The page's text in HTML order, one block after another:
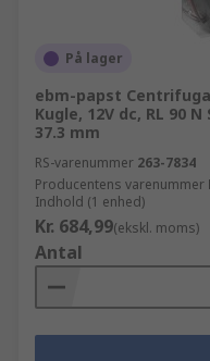
På lager
ebm-papst
Kugle, 12V dc, RL 90
37.3 mm
RS-varenummer 263-7834
Producentens varenummer
Indhold (1 enhed)
Kr. 684,99(ekskl. moms)
Antal